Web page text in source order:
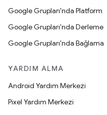
Google Grupları'nda Platform
Google Grupları'nda Derleme
Google Grupları'nda Bağlama
YARDIM ALMA
Android Yardım Merkezi
Pixel Yardım Merkezi